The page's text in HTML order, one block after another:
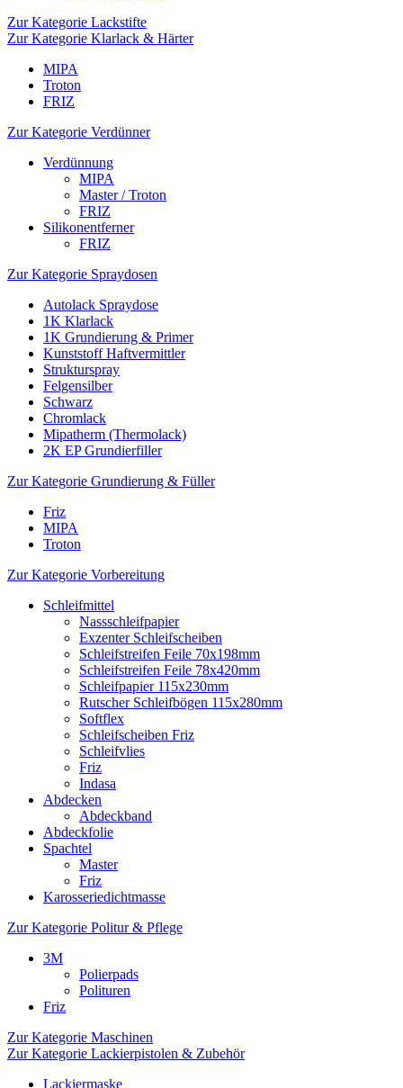
Zur Kategorie Lackstifte
Zur Kategorie Klarlack & Härter
MIPA
Troton
FRIZ
Zur Kategorie Verdünner
Verdünnung
MIPA
Master / Troton
FRIZ
Silikonentferner
FRIZ
Zur Kategorie Spraydosen
Autolack Spraydose
1K Klarlack
1K Grundierung & Primer
Kunststoff Haftvermittler
Strukturspray
Felgensilber
Schwarz
Chromlack
Mipatherm (Thermolack)
2K EP Grundierfiller
Zur Kategorie Grundierung & Füller
Friz
MIPA
Troton
Zur Kategorie Vorbereitung
Schleifmittel
Nassschleifpapier
Exzenter Schleifscheiben
Schleifstreifen Feile 70x198mm
Schleifstreifen Feile 78x420mm
Schleifpapier 115x230mm
Rutscher Schleifbögen 115x280mm
Softflex
Schleifscheiben Friz
Schleifvlies
Friz
Indasa
Abdecken
Abdeckband
Abdeckfolie
Spachtel
Master
Friz
Karosseriedichtmasse
Zur Kategorie Politur & Pflege
3M
Polierpads
Polituren
Friz
Zur Kategorie Maschinen
Zur Kategorie Lackierpistolen & Zubehör
Lackiermaske